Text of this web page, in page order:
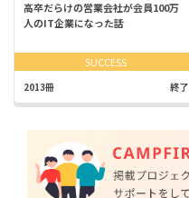
高卒だらけの営業会社が会員100万
人のIT企業になった話
SUCCESS
2013冊 終了